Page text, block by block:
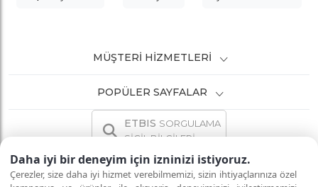
Daha iyi bir deneyim için izninizi istiyoruz.
Çerezler, size daha iyi hizmet verebilmemizi, sizin ihtiyaçlarınıza özel
MÜŞTERI HIZMETLERI
POPÜLER SAYFALAR
ETBIS SORGULAMA
SİCİL BİLGİLERİ